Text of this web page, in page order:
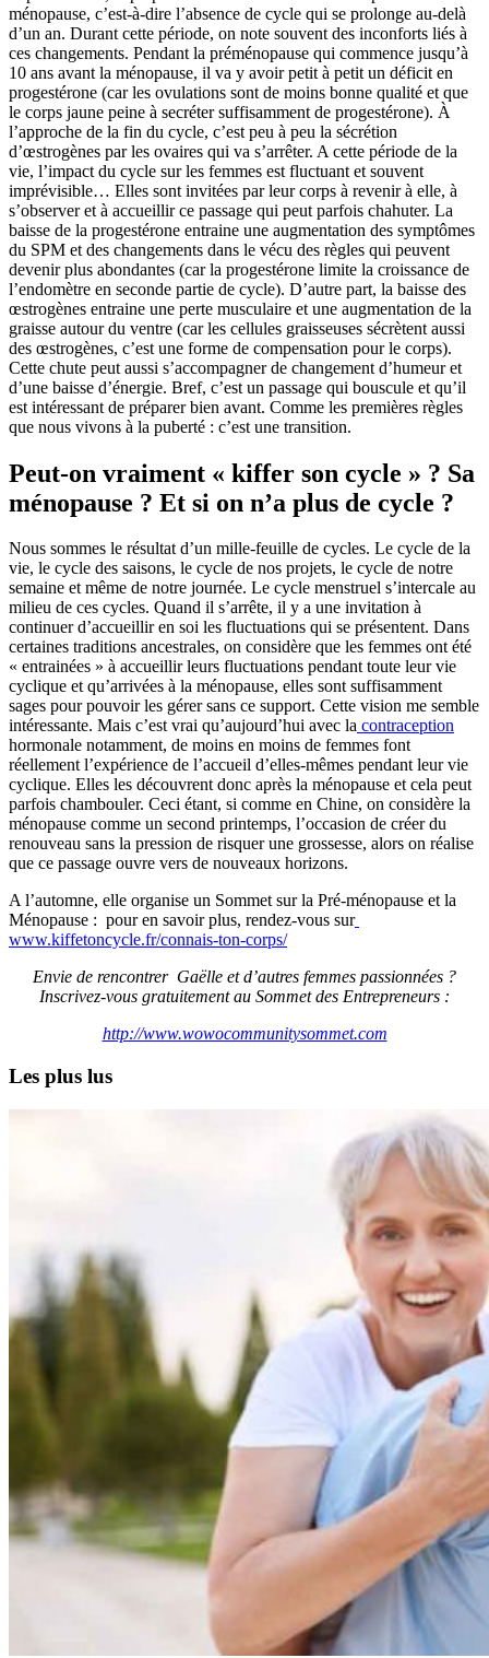
ménopause, c’est-à-dire l’absence de cycle qui se prolonge au-delà
d’un an. Durant cette période, on note souvent des inconforts liés à
ces changements. Pendant la préménopause qui commence jusqu’à
10 ans avant la ménopause, il va y avoir petit à petit un déficit en
progestérone (car les ovulations sont de moins bonne qualité et que
le corps jaune peine à secréter suffisamment de progestérone). À
l’approche de la fin du cycle, c’est peu à peu la sécrétion
d’œstrogènes par les ovaires qui va s’arrêter. A cette période de la
vie, l’impact du cycle sur les femmes est fluctuant et souvent
imprévisible… Elles sont invitées par leur corps à revenir à elle, à
s’observer et à accueillir ce passage qui peut parfois chahuter. La
baisse de la progestérone entraine une augmentation des symptômes
du SPM et des changements dans le vécu des règles qui peuvent
devenir plus abondantes (car la progestérone limite la croissance de
l’endomètre en seconde partie de cycle). D’autre part, la baisse des
œstrogènes entraine une perte musculaire et une augmentation de la
graisse autour du ventre (car les cellules graisseuses sécrètent aussi
des œstrogènes, c’est une forme de compensation pour le corps).
Cette chute peut aussi s’accompagner de changement d’humeur et
d’une baisse d’énergie. Bref, c’est un passage qui bouscule et qu’il
est intéressant de préparer bien avant. Comme les premières règles
que nous vivons à la puberté : c’est une transition.
Peut-on vraiment « kiffer son cycle » ? Sa
ménopause ? Et si on n’a plus de cycle ?
Nous sommes le résultat d’un mille-feuille de cycles. Le cycle de la
vie, le cycle des saisons, le cycle de nos projets, le cycle de notre
semaine et même de notre journée. Le cycle menstruel s’intercale au
milieu de ces cycles. Quand il s’arrête, il y a une invitation à
continuer d’accueillir en soi les fluctuations qui se présentent. Dans
certaines traditions ancestrales, on considère que les femmes ont été
« entrainées » à accueillir leurs fluctuations pendant toute leur vie
cyclique et qu’arrivées à la ménopause, elles sont suffisamment
sages pour pouvoir les gérer sans ce support. Cette vision me semble
intéressante. Mais c’est vrai qu’aujourd’hui avec la contraception
hormonale notamment, de moins en moins de femmes font
réellement l’expérience de l’accueil d’elles-mêmes pendant leur vie
cyclique. Elles les découvrent donc après la ménopause et cela peut
parfois chambouler. Ceci étant, si comme en Chine, on considère la
ménopause comme un second printemps, l’occasion de créer du
renouveau sans la pression de risquer une grossesse, alors on réalise
que ce passage ouvre vers de nouveaux horizons.
A l’automne, elle organise un Sommet sur la Pré-ménopause et la
Ménopause : pour en savoir plus, rendez-vous sur
www.kiffetoncycle.fr/connais-ton-corps/
Envie de rencontrer Gaëlle et d’autres femmes passionnées ?
Inscrivez-vous gratuitement au Sommet des Entrepreneurs :
http://www.wowocommunitysommet.com
Les plus lus